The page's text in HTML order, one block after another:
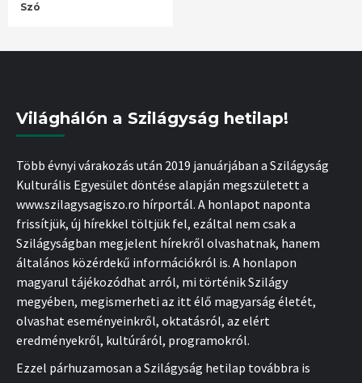
Szó
Világhálón a Szilágyság hetilap!
Több évnyi várakozás után 2019 januárjában a Szilágyság
Kulturális Egyesület döntése alapján megszületett a
www.szilagysagiszo.ro hírportál. A honlapot naponta
frissítjük, új hírekkel töltjük fel, ezáltal nem csak a
Szilágyságban megjelent hírekről olvashatnak, hanem
általános közérdekű információkról is. A honlapon
magyarul tájékozódhat arról, mi történik Szilágy
megyében, megismerheti az itt élő magyarság életét,
olvashat eseményeinkről, oktatásról, az elért
eredményekről, kultúráról, programokról.
Ezzel párhuzamosan a Szilágyság hetilap továbbra is